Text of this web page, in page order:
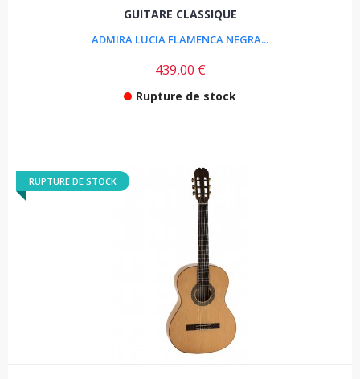
GUITARE CLASSIQUE
ADMIRA LUCIA FLAMENCA NEGRA...
439,00 €
Rupture de stock
RUPTURE DE STOCK